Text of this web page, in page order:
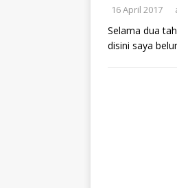
16 April 2017
Selama dua
disini saya